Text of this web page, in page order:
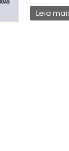
Leia